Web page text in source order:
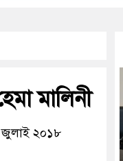
মালিনী
জুলাই ২০১৮